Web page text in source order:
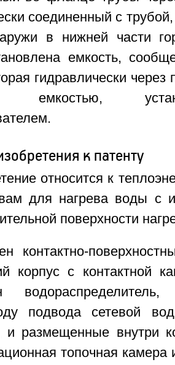
соединенный с
в нижней части
емкость,
гидравлически
емкостью,
к патенту
относится к
для нагрева воды с
поверхности
контактно-
корпус с контактной
подвода сетевой
и размещенные внутри
топочная камера